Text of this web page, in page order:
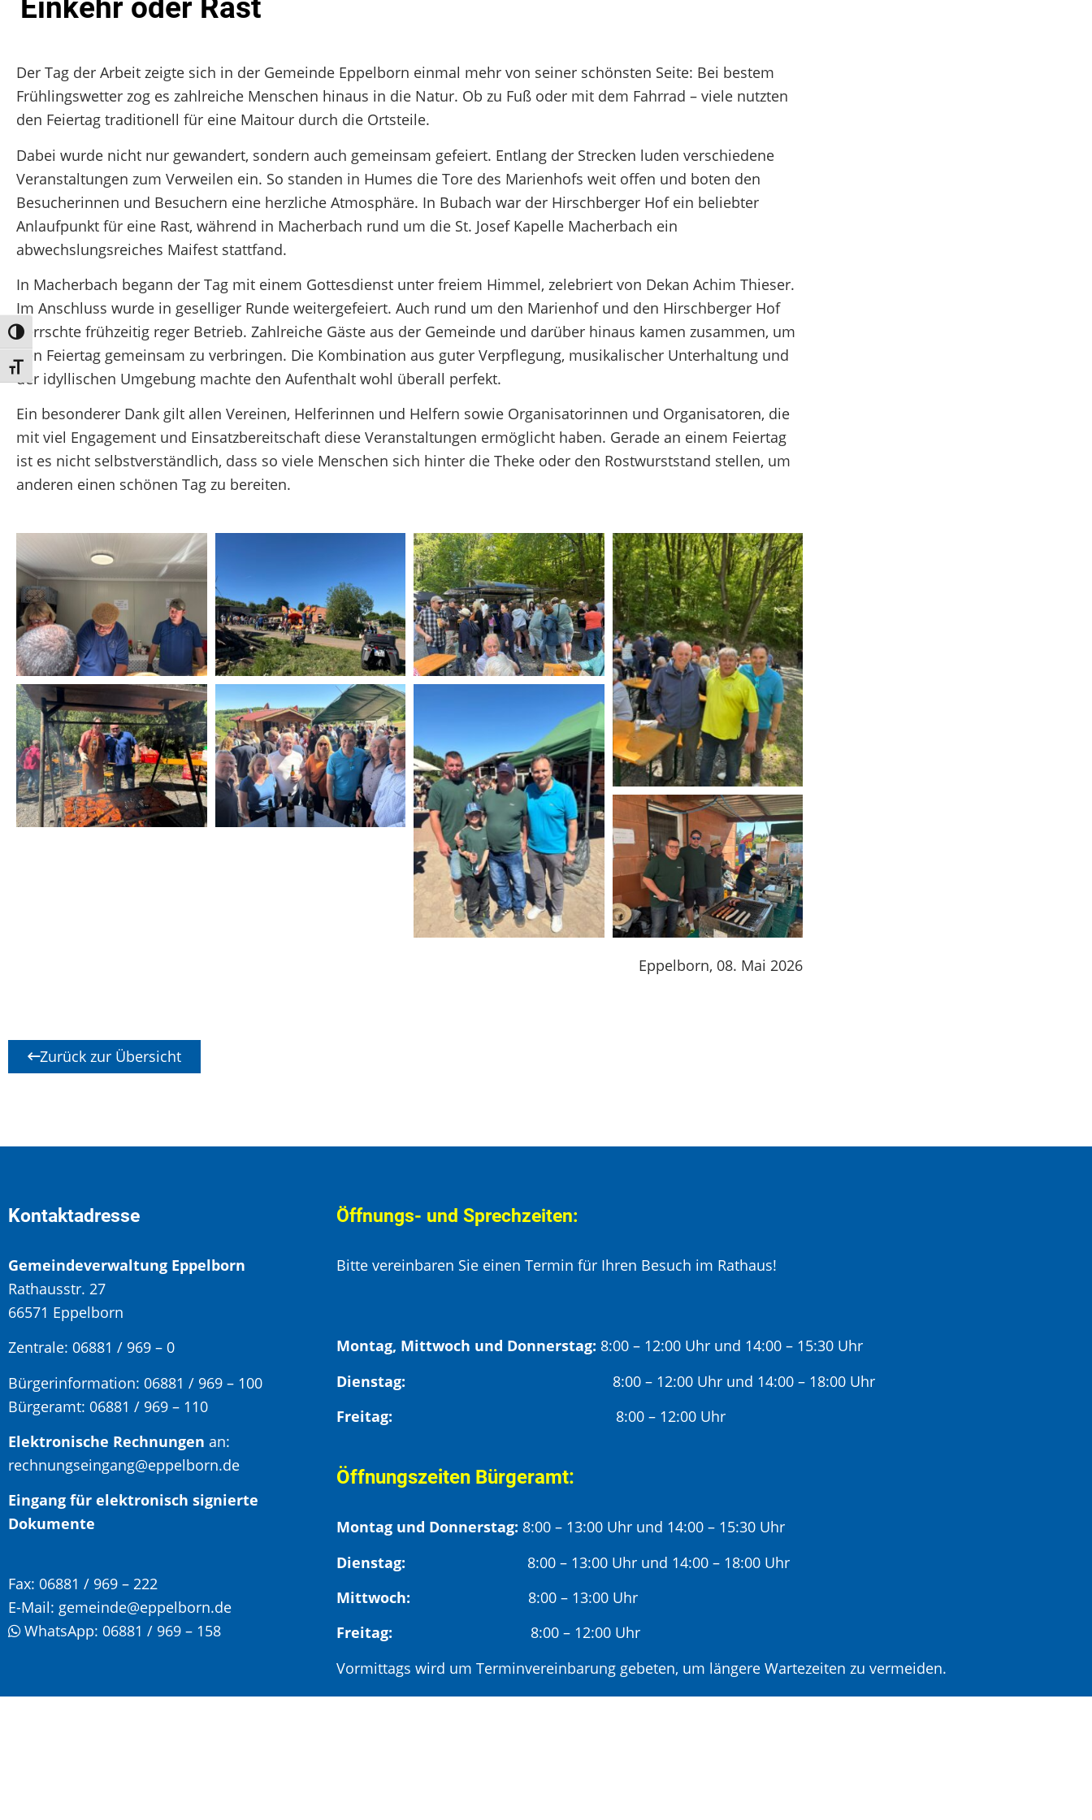
Umschalten auf hohe Kontraste
Schrift vergrößern
Einkehr oder Rast
Der Tag der Arbeit zeigte sich in der Gemeinde Eppelborn einmal mehr von seiner schönsten Seite: Bei bestem
Frühlingswetter zog es zahlreiche Menschen hinaus in die Natur. Ob zu Fuß oder mit dem Fahrrad – viele nutzten
den Feiertag traditionell für eine Maitour durch die Ortsteile.
Dabei wurde nicht nur gewandert, sondern auch gemeinsam gefeiert. Entlang der Strecken luden verschiedene
Veranstaltungen zum Verweilen ein. So standen in Humes die Tore des Marienhofs weit offen und boten den
Besucherinnen und Besuchern eine herzliche Atmosphäre. In Bubach war der Hirschberger Hof ein beliebter
Anlaufpunkt für eine Rast, während in Macherbach rund um die St. Josef Kapelle Macherbach ein
abwechslungsreiches Maifest stattfand.
In Macherbach begann der Tag mit einem Gottesdienst unter freiem Himmel, zelebriert von Dekan Achim Thieser.
Im Anschluss wurde in geselliger Runde weitergefeiert. Auch rund um den Marienhof und den Hirschberger Hof
herrschte frühzeitig reger Betrieb. Zahlreiche Gäste aus der Gemeinde und darüber hinaus kamen zusammen, um
den Feiertag gemeinsam zu verbringen. Die Kombination aus guter Verpflegung, musikalischer Unterhaltung und
der idyllischen Umgebung machte den Aufenthalt wohl überall perfekt.
Ein besonderer Dank gilt allen Vereinen, Helferinnen und Helfern sowie Organisatorinnen und Organisatoren, die
mit viel Engagement und Einsatzbereitschaft diese Veranstaltungen ermöglicht haben. Gerade an einem Feiertag
ist es nicht selbstverständlich, dass so viele Menschen sich hinter die Theke oder den Rostwurststand stellen, um
anderen einen schönen Tag zu bereiten.
Eppelborn, 08. Mai 2026
Zurück zur Übersicht
Kontaktadresse
Gemeindeverwaltung Eppelborn
Rathausstr. 27
66571 Eppelborn
Zentrale: 06881 / 969 – 0
Bürgerinformation: 06881 / 969 – 100
Bürgeramt: 06881 / 969 – 110
Elektronische Rechnungen an:
rechnungseingang@eppelborn.de
Eingang für elektronisch signierte
Dokumente
Fax: 06881 / 969 – 222
E-Mail: gemeinde@eppelborn.de
WhatsApp: 06881 / 969 – 158
Öffnungs- und Sprechzeiten:
Bitte vereinbaren Sie einen Termin für Ihren Besuch im Rathaus!
Montag, Mittwoch und Donnerstag: 8:00 – 12:00 Uhr und 14:00 – 15:30 Uhr
Dienstag: 8:00 – 12:00 Uhr und 14:00 – 18:00 Uhr
Freitag:
8:00 – 12:00 Uhr
Öffnungszeiten Bürgeramt:
Montag und Donnerstag: 8:00 – 13:00 Uhr und 14:00 – 15:30 Uhr
Dienstag: 8:00 – 13:00 Uhr und 14:00 – 18:00 Uhr
Mittwoch: 8:00 – 13:00 Uhr
Freitag:
8:00 – 12:00 Uhr
Vormittags wird um Terminvereinbarung gebeten, um längere Wartezeiten zu vermeiden.
Nachmittags (ab 14:00 Uhr) ausschließlich mit vorheriger Terminvereinbarung.